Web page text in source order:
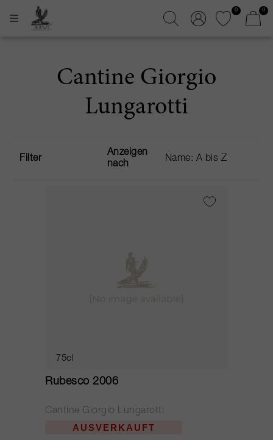
0 0
Cantine Giorgio
Lungarotti
Filter
Anzeigen
nach
75cl
Rubesco 2006
Cantine Giorgio Lungarotti
AUSVERKAUFT